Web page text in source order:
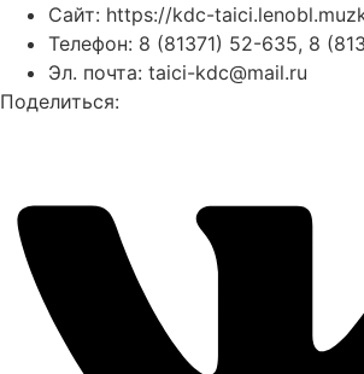
Сайт: https://kdc-
Телефон: 8 (81371) 52-635, 8
Эл. почта: taici-kdc@mail.ru
Поделиться: